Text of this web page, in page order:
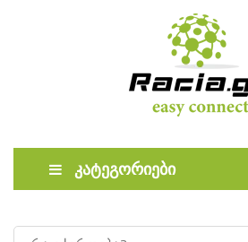
კატეგორიები